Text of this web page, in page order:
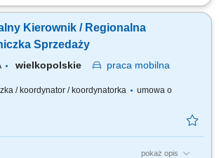
pozyskiwanie nowych dealerów i rozwój sieci
relacji z obecnymi partnerami handlowymi,
celów sprzedażowych i budżetowych, prowadzenie
Kierownik / Regionalna
Sprzedaży
wielkopolskie praca mobilna
/ koordynator / koordynatorka
umowa o
pokaż opis